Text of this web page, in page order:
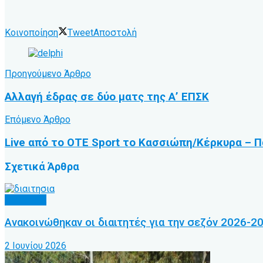
Κοινοποίηση TweetΑποστολή
Προηγούμενο Άρθρο
Αλλαγή έδρας σε δύο ματς της Α’ ΕΠΣΚ
Επόμενο Άρθρο
Live από το ΟΤΕ Sport το Κασσιώπη/Κέρκυρα –
ΣχετικάΆρθρα
Ανακοινώθηκαν οι διαιτητές για την σεζόν 2026-
2 Ιουνίου 2026